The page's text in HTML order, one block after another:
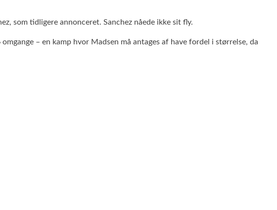
som tidligere annonceret. Sanchez nåede ikke sit fly.
– en kamp hvor Madsen må antages af have fordel i størrelse, da